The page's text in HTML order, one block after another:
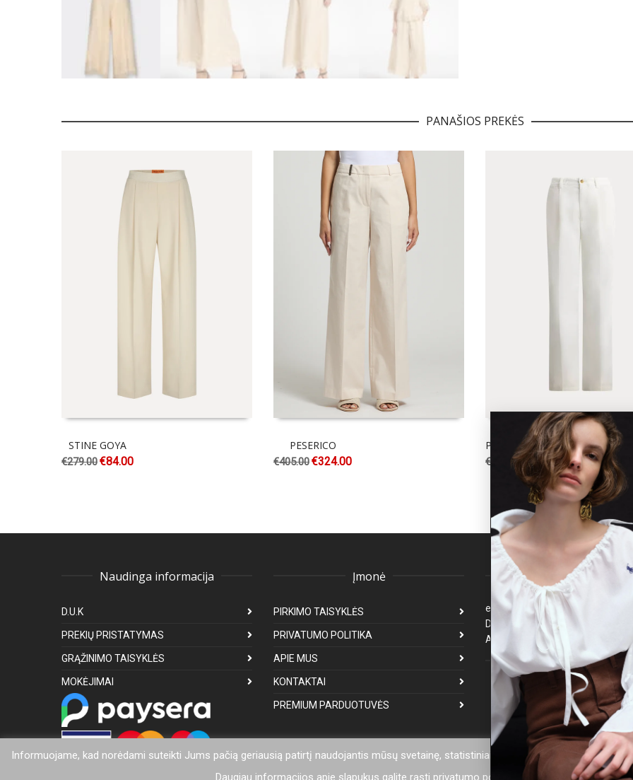
PANAŠIOS PREKĖS
STINE GOYA
€279.00€84.00
PESERICO
€405.00€324.00
POLO RALPH LAUREN
€ 199.00€ 140.00
Naudinga informacija
D.U.K
PREKIŲ PRISTATYMAS
GRĄŽINIMO TAISYKLĖS
MOKĖJIMAI
Įmonė
PIRKIMO TAISYKLĖS
PRIVATUMO POLITIKA
APIE MUS
KONTAKTAI
PREMIUM PARDUOTUVĖS
Klientų
eparduotuve@premiumfashion.lt
Darbo laikas: I-V 8:00-17:00
Atsakymas per 1-3 darbo dienas
Mus galite rasti
Informuojame, kad norėdami suteikti Jums pačią geriausią patirtį naudojantis mūsų svetainę, statistiniais tikslais mes naudojame
Daugiau informacijos apie slapukus galite rasti privatumo politikoje.
Privatumo politika